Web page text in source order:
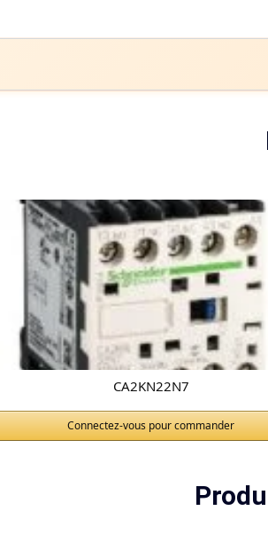
CA2KN22N7
Connectez-vous pour commander